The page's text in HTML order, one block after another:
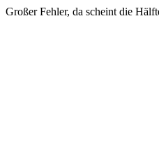
Großer Fehler, da scheint die